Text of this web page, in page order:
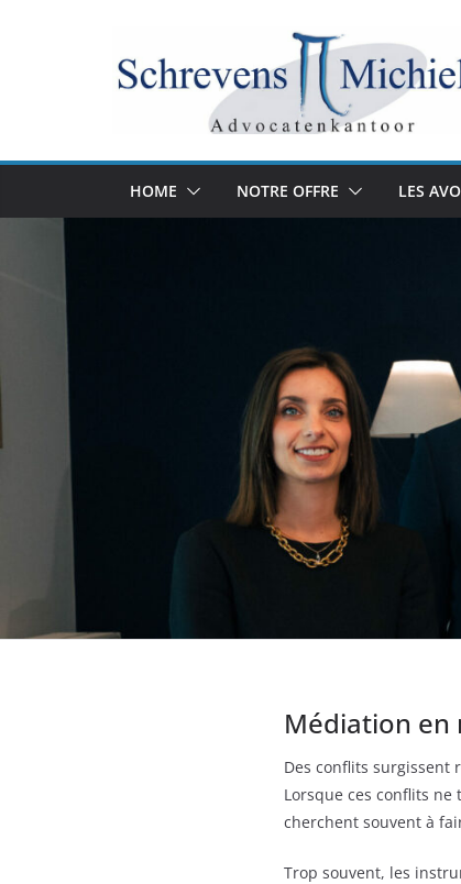
HOME NOTRE OFFRE LES
Médiation en
Des conflits surgissent
Lorsque ces conflits
cherchent souvent à
Trop souvent, les